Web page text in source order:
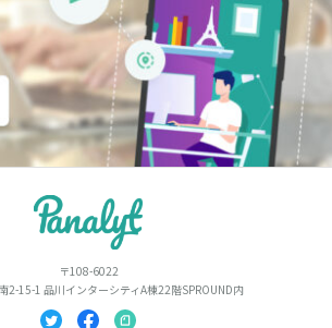
〒108-6022
2-15-1 品川インターシティA棟22階SPROUND内